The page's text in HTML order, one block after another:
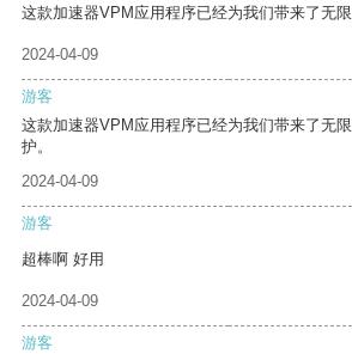
这款加速器VPM应用程序已经为我们带来了无限
2024-04-09
游客
这款加速器VPM应用程序已经为我们带来了无
护。
2024-04-09
游客
超棒啊 好用
2024-04-09
游客